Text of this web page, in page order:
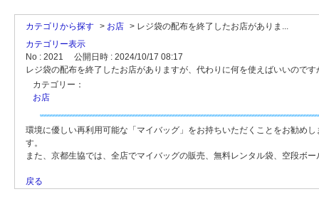
カテゴリから探す > お店 > レジ袋の配布を終了したお店がありま...
カテゴリー表示
No : 2021
公開日時 : 2024/10/17 08:17
レジ袋の配布を終了したお店がありますが、代わりに何を使えばいいのです
カテゴリー：
お店
環境に優しい再利用可能な「マイバッグ」をお持ちいただくことをお勧め
す。
また、京都生協では、全店でマイバッグの販売、無料レンタル袋、空段ボ
戻る